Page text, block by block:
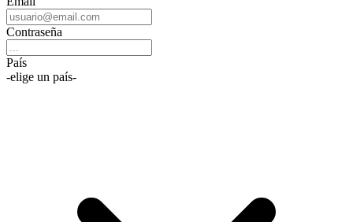
Contraseña
País
-elige un país-